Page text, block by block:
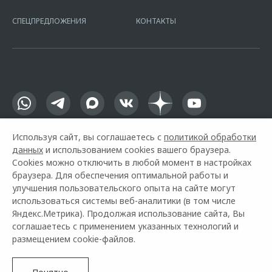
офертой.
СПЕЦПРЕДЛОЖЕНИЯ КОНТАКТЫ
Горячая линия OMODA: +7 (495) 730-04-44
Используя сайт, вы соглашаетесь с политикой обработки
данных и использованием cookies вашего браузера.
Cookies можно отключить в любой момент в настройках
браузера. Для обеспечения оптимальной работы и
улучшения пользовательского опыта на сайте могут
использоваться системы веб-аналитики (в том числе
Яндекс.Метрика). Продолжая использование сайта, Вы
соглашаетесь с применением указанных технологий и
размещением cookie-файлов.